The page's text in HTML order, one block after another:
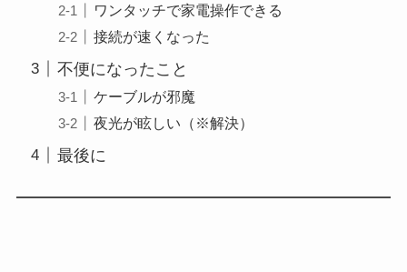
ワンタッチで家電操作できる
接続が速くなった
不便になったこと
ケーブルが邪魔
夜光が眩しい（※解決）
最後に